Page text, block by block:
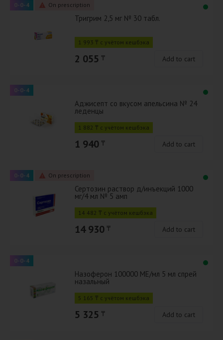
0-0-4 On prescription
Тригрим 2,5 мг № 30 табл.
1 993 ₸ с учётом кешбэка
2 055 ₸ Add to cart
0-0-4
Аджисепт со вкусом апельсина № 24
леденцы
1 882 ₸ с учётом кешбэка
1 940 ₸ Add to cart
0-0-4 On prescription
Сертозин раствор д/инъекций 1000
мг/4 мл № 5 амп
14 482 ₸ с учётом кешбэка
14 930 ₸ Add to cart
0-0-4
Назоферон 100000 МЕ/мл 5 мл спрей
назальный
5 165 ₸ с учётом кешбэка
5 325 ₸ Add to cart